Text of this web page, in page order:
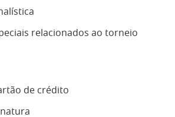
relacionados ao torneio
de crédito